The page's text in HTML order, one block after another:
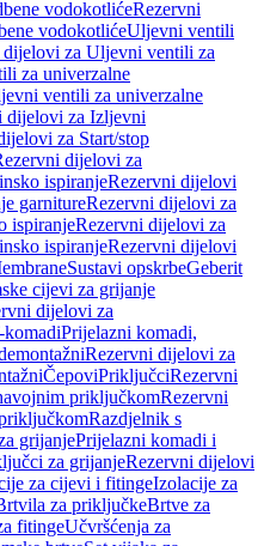
vodokotlićeRezervni
vodokotlićeUljevni ventili
dijelovi za Uljevni ventili za
za univerzalne
ventili za univerzalne
dijelovi za Izljevni
za Start/stop
dijelovi za
ispiranjeRezervni dijelovi
garnitureRezervni dijelovi za
ispiranjeRezervni dijelovi za
ispiranjeRezervni dijelovi
Sustavi opskrbeGeberit
cijevi za grijanje
dijelovi za
komadiPrijelazni komadi,
Rezervni dijelovi za
ČepoviPriključciRezervni
priključkomRezervni
Razdjelnik s
grijanjePrijelazni komadi i
za grijanjeRezervni dijelovi
za cijevi i fitingeIzolacije za
za priključkeBrtve za
fitingeUčvršćenja za